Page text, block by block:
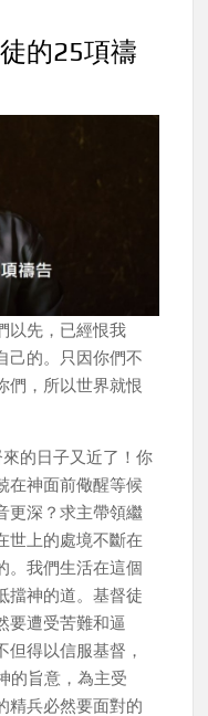
的25項禱
以先，已經恨我
己的。只因你們不
們，所以世界就恨
的日子又近了！你
在神面前儆醒等候
更深？求主帶領繼
世上的處境不斷在
。我們生活在這個
擋神的道。基督徒
要遭受苦難和逼
得以信服基督，
的旨意，為主受
精兵必然要面對的